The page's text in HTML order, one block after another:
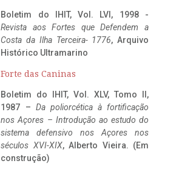
Boletim do IHIT, Vol. LVI, 1998 -
Revista aos Fortes que Defendem a
Costa da Ilha Terceira- 1776, Arquivo
Histórico Ultramarino
Forte das Caninas
Boletim do IHIT, Vol. XLV, Tomo II,
1987 – Da poliorcética à fortificação
nos Açores – Introdução ao estudo do
sistema defensivo nos Açores nos
séculos XVI-XIX, Alberto Vieira. (Em
construção)